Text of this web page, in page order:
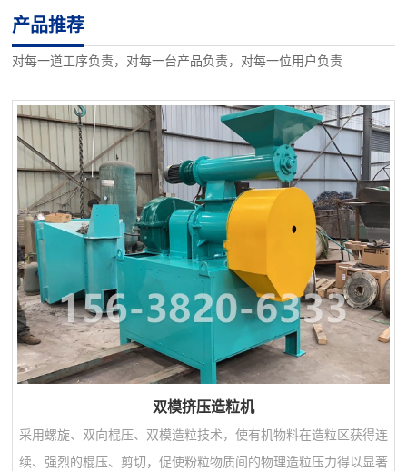
产品推荐
对每一道工序负责，对每一台产品负责，对每一位用户负责
双模挤压造粒机
采用螺旋、双向棍压、双模造粒技术，使有机物料在造粒区获得连
续、强烈的棍压、剪切，促使粉粒物质间的物理造粒压力得以显著